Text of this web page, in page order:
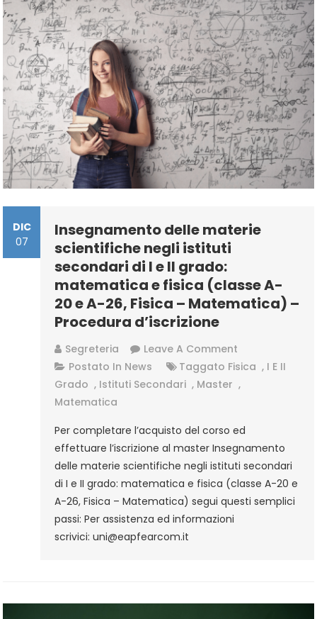
D’iscrizione
DIC
07
Insegnamento delle materie
scientifiche negli istituti
secondari di I e II grado:
matematica e fisica (classe A-
20 e A-26, Fisica – Matematica) –
Procedura d’iscrizione
Segreteria Leave A Comment
Insegnamento
Delle
Negli
Istituti
Secondari
Di
I
Postato In News Taggato Fisica , I E II
Grado , Istituti Secondari , Master ,
Matematica
Per completare l’acquisto del corso ed
effettuare l’iscrizione al master Insegnamento
delle materie scientifiche negli istituti secondari
di I e II grado: matematica e fisica (classe A-20 e
A-26, Fisica – Matematica) segui questi semplici
passi: Per assistenza ed informazioni
scrivici: uni@eapfearcom.it